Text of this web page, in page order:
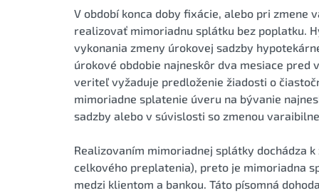
V období konca doby fixácie, alebo pri zmene
realizovať mimoriadnu splátku bez poplatku.
vykonania zmeny úrokovej sadzby
úrokové obdobie najneskôr dva mesiace
veriteľ vyžaduje predloženie žiadosti o
mimoriadne splatenie úveru na bývanie
sadzby alebo v súvislosti so zmenou
Realizovaním mimoriadnej splátky dochádza
celkového preplatenia), preto je mimoriadna
medzi klientom a bankou. Táto písomná